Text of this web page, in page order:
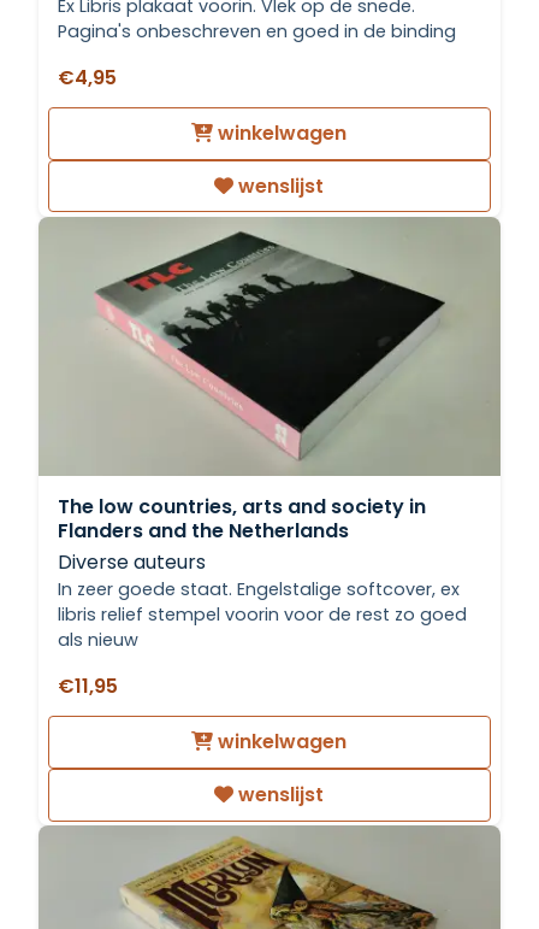
Ex Libris plakaat voorin. Vlek op de snede.
Pagina's onbeschreven en goed in de binding
€4,95
winkelwagen
wenslijst
The low countries, arts and society in
Flanders and the Netherlands
Diverse auteurs
In zeer goede staat. Engelstalige softcover, ex
libris relief stempel voorin voor de rest zo goed
als nieuw
€11,95
winkelwagen
wenslijst